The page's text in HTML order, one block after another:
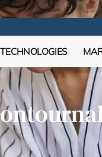
TECHNOLOGIES